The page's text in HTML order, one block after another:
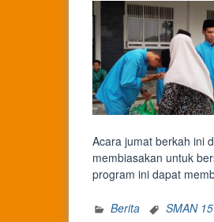
Acara jumat berkah ini
membiasakan untuk
program ini dapat
Berita SMAN